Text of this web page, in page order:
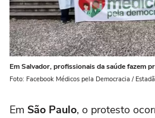
Em Salvador, profissionais da saúde fazem
Foto: Facebook Médicos pela Democracia /
Em São Paulo, o protesto